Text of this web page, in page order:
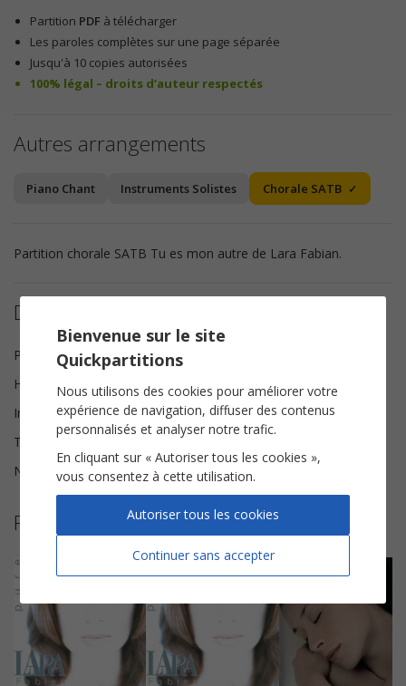
Partition PDF à télécharger
Les paroles complètes sur une page séparée
Jusqu'à 10 copies autorisées
100% légal – droits d’auteur respectés
Autres arrangements
Piano Chant Instruments Solistes Chorale SATB
Partition chorale SATB Tu es mon autre de Lara Fabian.
Détails de la partition
Paroles et Musique
Harmonisation
Brice Legée
Instrumentation
Chorale SATB
Tonalité
Nombre de pages
5
Plus de partitions de Lara Fabian
Bienvenue sur le site
Quickpartitions
Nous utilisons des cookies pour améliorer votre
expérience de navigation, diffuser des contenus
personnalisés et analyser notre trafic.
En cliquant sur « Autoriser tous les cookies »,
vous consentez à cette utilisation.
Continuer sans accepter
Autoriser tous les cookies